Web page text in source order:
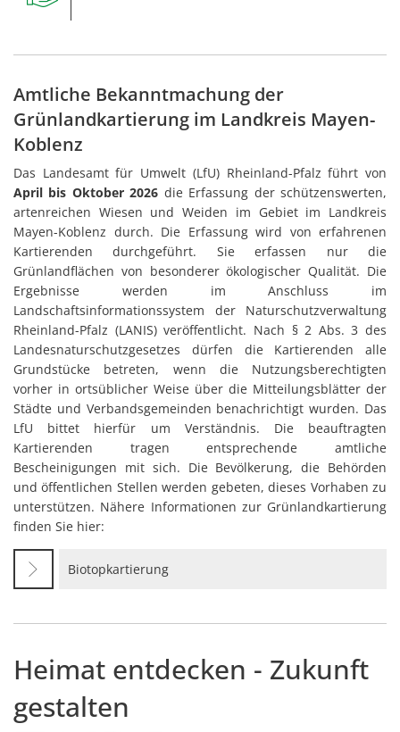
Amtliche Bekanntmachung der
Grünlandkartierung im Landkreis Mayen-
Koblenz
Das Landesamt für Umwelt (LfU) Rheinland-Pfalz führt von
April bis Oktober 2026 die Erfassung der schützenswerten,
artenreichen Wiesen und Weiden im Gebiet im Landkreis
Mayen-Koblenz durch. Die Erfassung wird von erfahrenen
Kartierenden durchgeführt. Sie erfassen nur die
Grünlandflächen von besonderer ökologischer Qualität. Die
Ergebnisse werden im Anschluss im
Landschaftsinformationssystem der Naturschutzverwaltung
Rheinland-Pfalz (LANIS) veröffentlicht. Nach § 2 Abs. 3 des
Landesnaturschutzgesetzes dürfen die Kartierenden alle
Grundstücke betreten, wenn die Nutzungsberechtigten
vorher in ortsüblicher Weise über die Mitteilungsblätter der
Städte und Verbandsgemeinden benachrichtigt wurden. Das
LfU bittet hierfür um Verständnis. Die beauftragten
Kartierenden tragen entsprechende amtliche
Bescheinigungen mit sich. Die Bevölkerung, die Behörden
und öffentlichen Stellen werden gebeten, dieses Vorhaben zu
unterstützen. Nähere Informationen zur Grünlandkartierung
finden Sie hier:
Biotopkartierung
Heimat entdecken - Zukunft
gestalten